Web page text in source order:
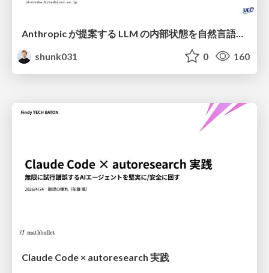
Anthropic が提案する LLM の内部状態を自然言語で説明可能にした Natural Language Autoencoders / Natural Language Autoencoders Produce Unsupervised Explanations of LLM Activations
shunk031
0 160
Claude Code × autoresearch 実践